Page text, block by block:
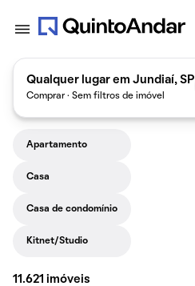
Qualquer lugar em Jundiaí, SP
Comprar · Sem filtros de imóvel
Apartamento
Casa
Casa de condomínio
Kitnet/Studio
11.621 imóveis